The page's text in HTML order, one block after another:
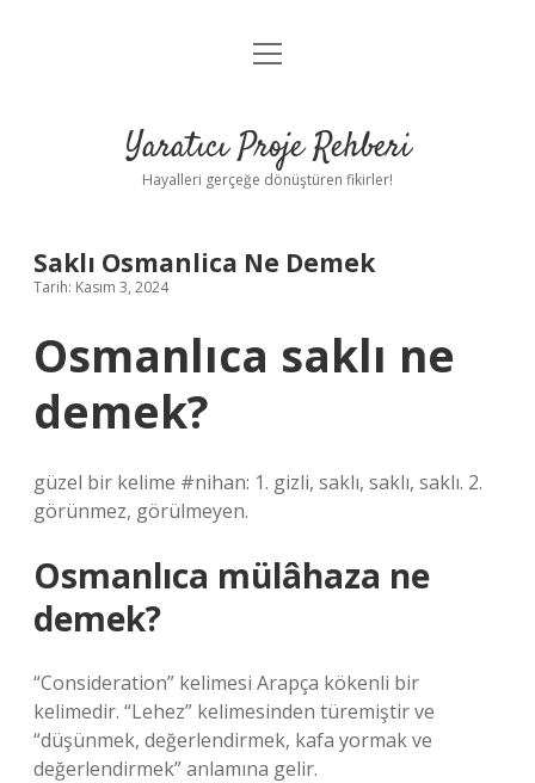
Anasayfa
Yasal Uyarı
menüyü
Yaratıcı Proje Rehberi
Hayalleri gerçeğe dönüştüren fikirler!
Saklı Osmanlica Ne Demek
Tarih: Kasım 3, 2024
Osmanlıca saklı ne
demek?
güzel bir kelime #nihan: 1. gizli, saklı, saklı, saklı. 2.
görünmez, görülmeyen.
Osmanlıca mülâhaza ne
demek?
“Consideration” kelimesi Arapça kökenli bir
kelimedir. “Lehez” kelimesinden türemiştir ve
“düşünmek, değerlendirmek, kafa yormak ve
değerlendirmek” anlamına gelir.